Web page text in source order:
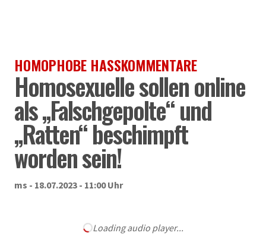
HOMOPHOBE HASSKOMMENTARE
Homosexuelle sollen online
als „Falschgepolte“ und
„Ratten“ beschimpft
worden sein!
ms - 18.07.2023 - 11:00 Uhr
Loading audio player...